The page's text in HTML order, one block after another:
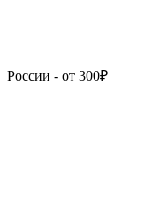
России - от 300₽